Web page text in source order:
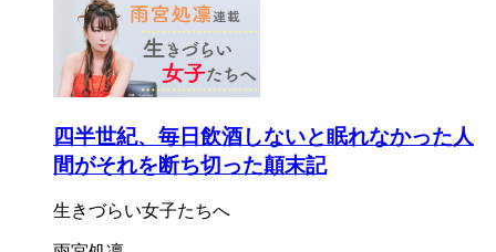
四半世紀、毎日飲酒しないと眠れなかった人
間がそれを断ち切った顛末記
生きづらい女子たちへ